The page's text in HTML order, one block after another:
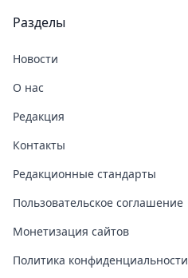
Разделы
Новости
О нас
Редакция
Контакты
Редакционные стандарты
Пользовательское соглашение
Монетизация сайтов
Политика конфиденциальности